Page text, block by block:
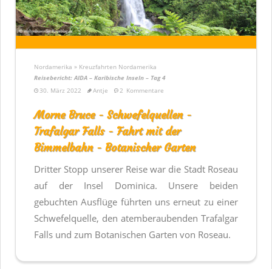
Nordamerika » Kreuzfahrten Nordamerika
Reisebericht: AIDA – Karibische Inseln – Tag 4
30. März 2022
Antje 2 Kommentare
Morne Bruce - Schwefelquellen -
Trafalgar Falls - Fahrt mit der
Bimmelbahn - Botanischer Garten
Dritter Stopp unserer Reise war die Stadt Roseau
auf der Insel Dominica. Unsere beiden
gebuchten Ausflüge führten uns erneut zu einer
Schwefelquelle, den atemberaubenden Trafalgar
Falls und zum Botanischen Garten von Roseau.